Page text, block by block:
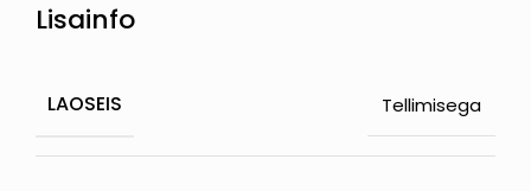
Lisainfo
LAOSEIS Tellimisega